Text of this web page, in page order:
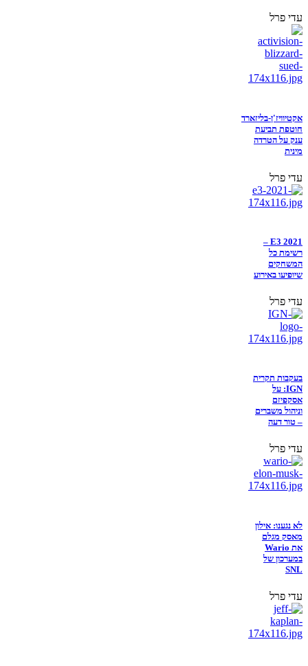
עדי פרל
אקטיוויז'ן-בליזארד
חוטפת תביעת
ענק על הטרדה
מינית
עדי פרל
E3 2021 –
רשימת כל
המשחקים
שיופיעו באירוע
עדי פרל
בעקבות תקרית
IGN: על
אסקפיזם
וניהול משברים
– טור דעה
עדי פרל
לא נגענו: אילון
מאסק מגלם
את Wario
במערכון של
SNL
עדי פרל